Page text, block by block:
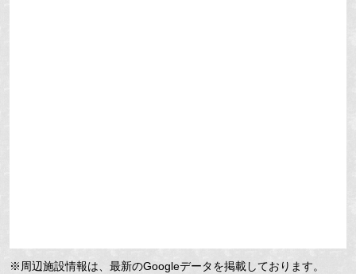
※周辺施設情報は、最新のGoogleデータを掲載しております。